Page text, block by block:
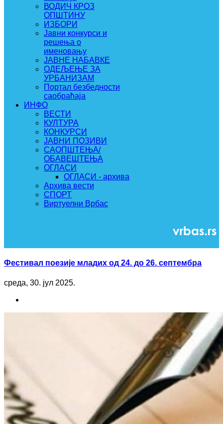
ВОДИЧ КРОЗ
ОПШТИНУ
ИЗБОРИ
Јавни конкурси и
решења о
именовању
ЈАВНЕ НАБАВКЕ
ОДЕЉЕЊЕ ЗА
УРБАНИЗАМ
Портал безбедности
саобраћаја
ИНФО
ВЕСТИ
КУЛТУРА
КОНКУРСИ
ЈАВНИ ПОЗИВИ
САОПШТЕЊА/
ОБАВЕШТЕЊА
ОГЛАСИ
ОГЛАСИ - архива
Архива вести
СПОРТ
Виртуелни Врбас
Фестивал поезије младих од 24. до 26. септембра
среда, 30. јул 2025.